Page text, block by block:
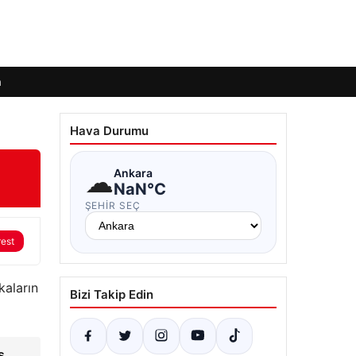
Hava Durumu
☁Ankara
NaN°C
ŞEHIR SEÇ
Bizi Takip Edin